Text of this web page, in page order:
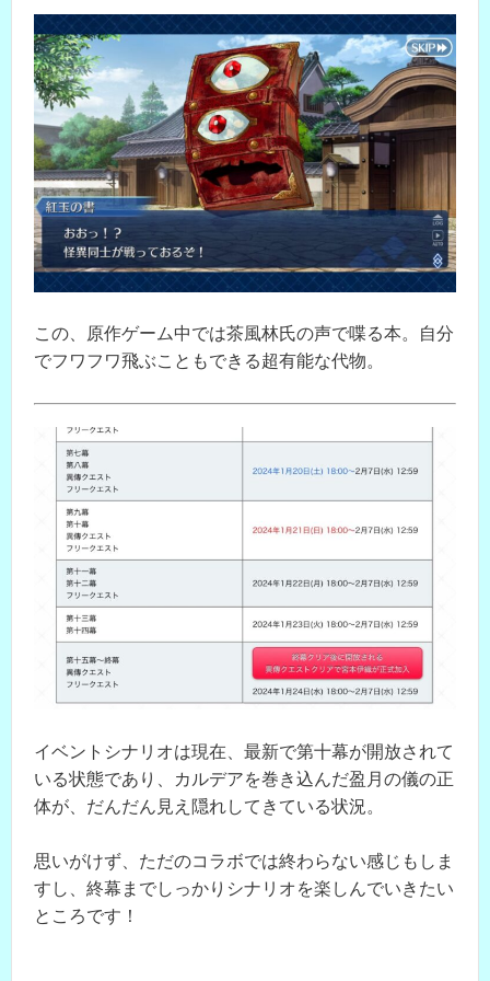
この、原作ゲーム中では茶風林氏の声で喋る本。自分
でフワフワ飛ぶこともできる超有能な代物。
イベントシナリオは現在、最新で第十幕が開放されて
いる状態であり、カルデアを巻き込んだ盈月の儀の正
体が、だんだん見え隠れしてきている状況。
思いがけず、ただのコラボでは終わらない感じもしま
すし、終幕までしっかりシナリオを楽しんでいきたい
ところです！